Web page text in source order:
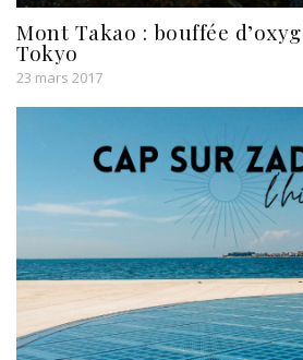
Mont Takao : bouffée
Tokyo
23 mars 2017